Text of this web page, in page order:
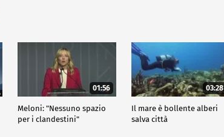
01:56
Meloni: "Nessuno spazio
per i clandestini"
03:28
Il mare è bollente alberi
salva città